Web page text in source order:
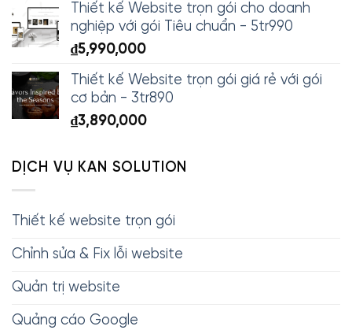
Thiết kế Website trọn gói cho doanh
nghiệp với gói Tiêu chuẩn - 5tr990
₫5,990,000
Thiết kế Website trọn gói giá rẻ với gói
cơ bản - 3tr890
₫3,890,000
DỊCH VỤ KAN SOLUTION
Thiết kế website trọn gói
Chỉnh sửa & Fix lỗi website
Quản trị website
Quảng cáo Google